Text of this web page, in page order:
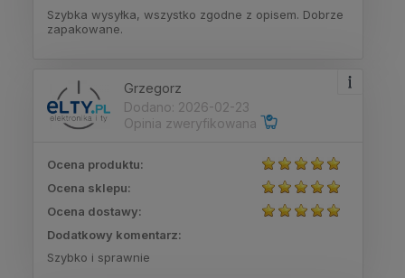
Szybka wysyłka, wszystko zgodne z opisem. Dobrze
zapakowane.
Grzegorz
Dodano: 2026-02-23
Opinia zweryfikowana
Ocena produktu:
Ocena sklepu:
Ocena dostawy:
Dodatkowy komentarz:
Szybko i sprawnie